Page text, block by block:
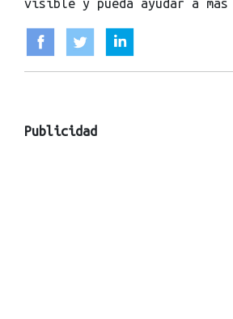
visible y pueda ayudar a mas
Publicidad